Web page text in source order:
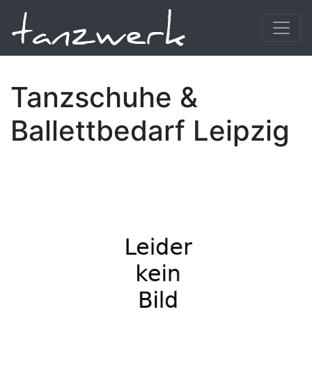
Tanzschuhe &
Ballettbedarf Leipzig